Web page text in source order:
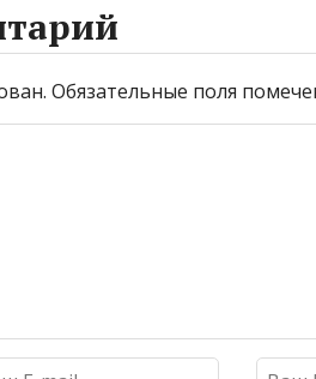
Обязательные поля